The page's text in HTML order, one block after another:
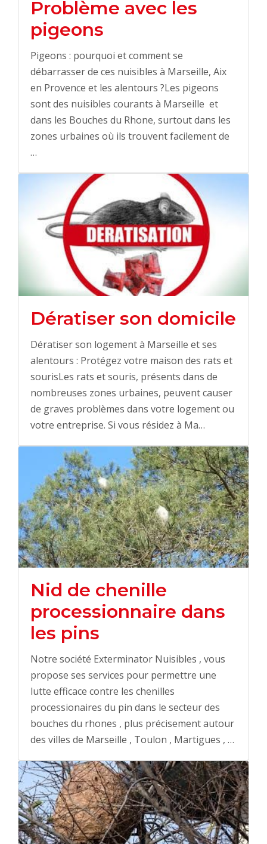
Problème avec les
pigeons
Pigeons : pourquoi et comment se
débarrasser de ces nuisibles à Marseille, Aix
en Provence et les alentours ?Les pigeons
sont des nuisibles courants à Marseille et
dans les Bouches du Rhone, surtout dans les
zones urbaines où ils trouvent facilement de
…
Dératiser son domicile
Dératiser son logement à Marseille et ses
alentours : Protégez votre maison des rats et
sourisLes rats et souris, présents dans de
nombreuses zones urbaines, peuvent causer
de graves problèmes dans votre logement ou
votre entreprise. Si vous résidez à Ma…
Nid de chenille
processionnaire dans
les pins
Notre société Exterminator Nuisibles , vous
propose ses services pour permettre une
lutte efficace contre les chenilles
processionaires du pin dans le secteur des
bouches du rhones , plus précisement autour
des villes de Marseille , Toulon , Martigues , …